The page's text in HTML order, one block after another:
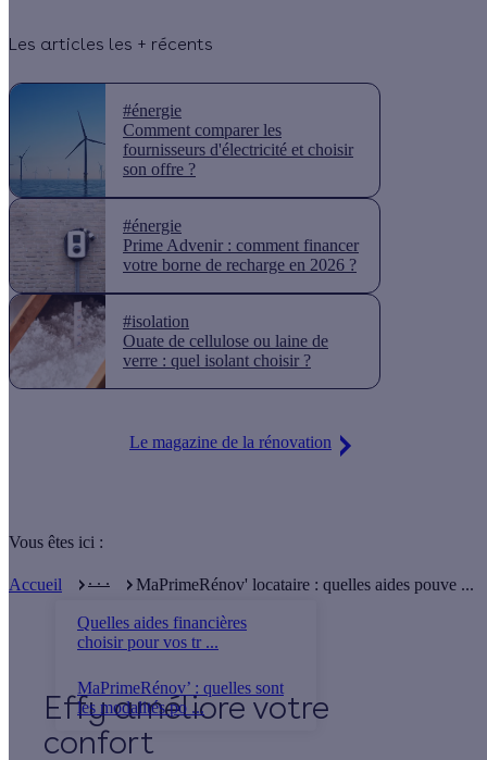
Les articles les + récents
#énergie
Comment comparer les
fournisseurs d'électricité et choisir
son offre ?
#énergie
Prime Advenir : comment financer
votre borne de recharge en 2026 ?
#isolation
Ouate de cellulose ou laine de
verre : quel isolant choisir ?
Le magazine de la rénovation
Vous êtes ici :
Accueil . . .
Quelles aides financières
choisir pour vos tr ...
MaPrimeRénov’ : quelles sont
les modalités po ...
MaPrimeRénov' locataire : quelles aides pouve ...
Effy